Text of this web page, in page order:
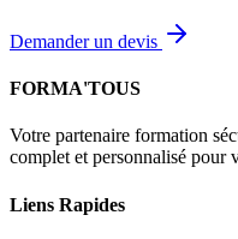
Demander un devis
FORMA'TOUS
Votre partenaire formation
complet et personnalisé pour
Liens Rapides